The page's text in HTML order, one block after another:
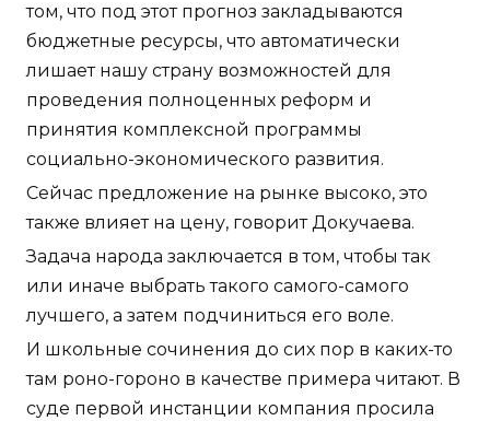
том, что под этот прогноз закладываются
бюджетные ресурсы, что автоматически
лишает нашу страну возможностей для
проведения полноценных реформ и
принятия комплексной программы
социально-экономического развития.
Сейчас предложение на рынке высоко, это
также влияет на цену, говорит Докучаева.
Задача народа заключается в том, чтобы так
или иначе выбрать такого самого-самого
лучшего, а затем подчиниться его воле.
И школьные сочинения до сих пор в каких-то
там роно-гороно в качестве примера читают. В
суде первой инстанции компания просила